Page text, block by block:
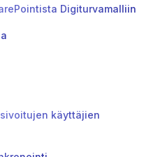
Digiturvamalliin
käyttäjien